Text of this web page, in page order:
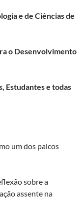
e de Ciências de
o Desenvolvimento
Estudantes e todas
um dos palcos
sobre a
assente na